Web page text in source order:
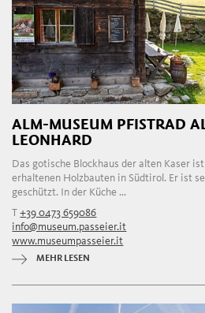
ALM-MUSEUM PFISTRAD
LEONHARD
Das gotische Blockhaus der alten Kaser
erhaltenen Holzbauten in Südtirol. Er ist
geschützt. In der Küche ...
T+39 0473 659086
info@museum.passeier.it
www.museumpasseier.it
MEHR LESEN